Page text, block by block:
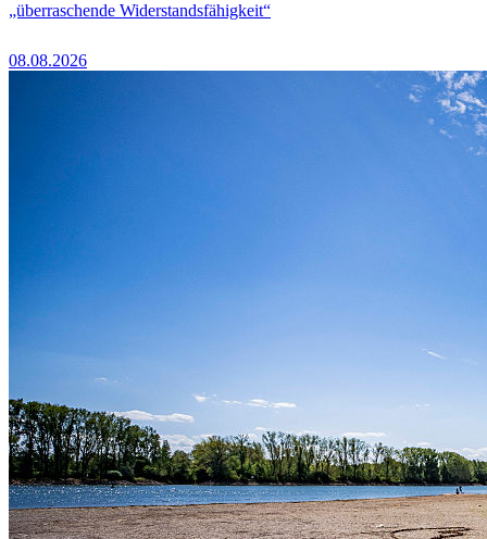
„überraschende Widerstandsfähigkeit“
08.08.2026